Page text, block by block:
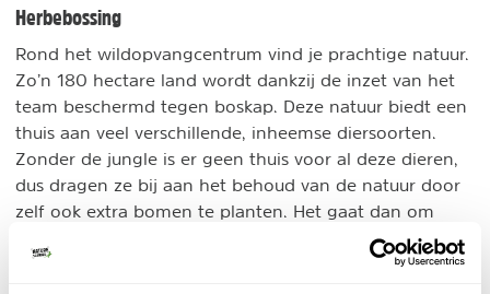
Herbebossing
Rond het wildopvangcentrum vind je prachtige natuur.
Zo’n 180 hectare land wordt dankzij de inzet van het
team beschermd tegen boskap. Deze natuur biedt een
thuis aan veel verschillende, inheemse diersoorten.
Zonder de jungle is er geen thuis voor al deze dieren,
dus dragen ze bij aan het behoud van de natuur door
zelf ook extra bomen te planten. Het gaat dan om
inheemse plantensoorten die helaas vaak illegaal
gekapt worden. Zo’n 3000 planten zijn inmiddels